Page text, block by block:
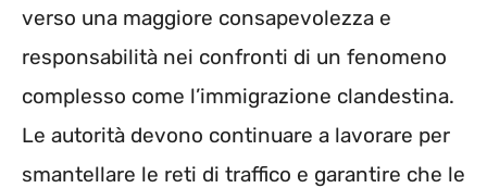
verso una maggiore consapevolezza e
responsabilità nei confronti di un fenomeno
complesso come l’immigrazione clandestina.
Le autorità devono continuare a lavorare per
smantellare le reti di traffico e garantire che le